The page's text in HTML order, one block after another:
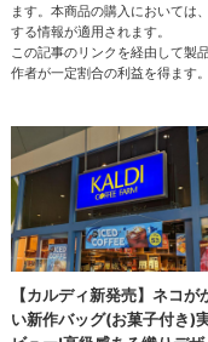
ます。本商品の購入においては
する情報が適用されます。
この記事のリンクを経由して製
作者が一定割合の利益を得ます。